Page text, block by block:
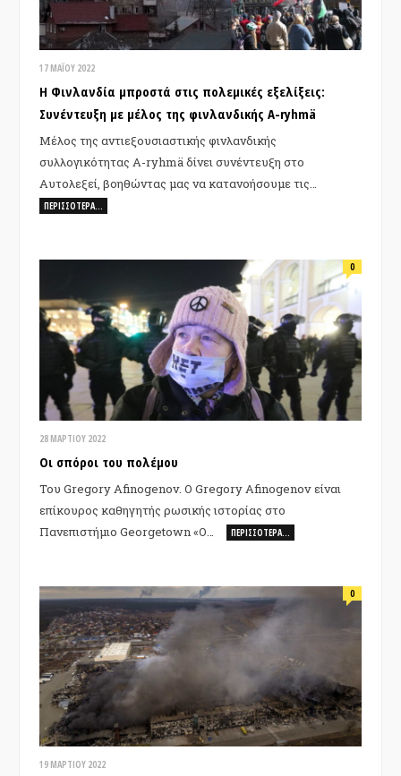
17 ΜΑΪ́ΟΥ 2022
Η Φινλανδία μπροστά στις πολεμικές εξελίξεις:
Συνέντευξη με μέλος της φινλανδικής A-ryhmä
Μέλος της αντιεξουσιαστικής φινλανδικής
συλλογικότητας A-ryhmä δίνει συνέντευξη στο
Αυτολεξεί, βοηθώντας μας να κατανοήσουμε τις…
ΠΕΡΙΣΣΌΤΕΡΑ…
28 ΜΑΡΤΊΟΥ 2022
0
Οι σπόροι του πολέμου
Του Gregory Afinogenov. Ο Gregory Afinogenov είναι
επίκουρος καθηγητής ρωσικής ιστορίας στο
Πανεπιστήμιο Georgetown «Ο…
ΠΕΡΙΣΣΌΤΕΡΑ…
19 ΜΑΡΤΊΟΥ 2022
0